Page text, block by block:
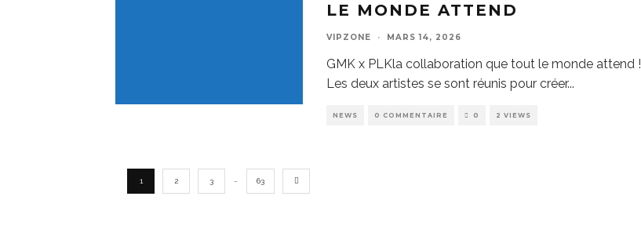
LE MONDE ATTEND
VIPZONE · MARS 14, 2026
GMK x PLKla collaboration que tout le monde attend !
Les deux artistes se sont réunis pour créer...
NEWS 0 COMMENTAIRE 0 2 VIEWS
1 2 3 63